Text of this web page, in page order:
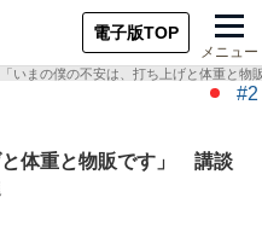
電子版TOP
メニュー
「いまの僕の不安は、打ち上げと体重と
#2
と体重と物販です」 講談